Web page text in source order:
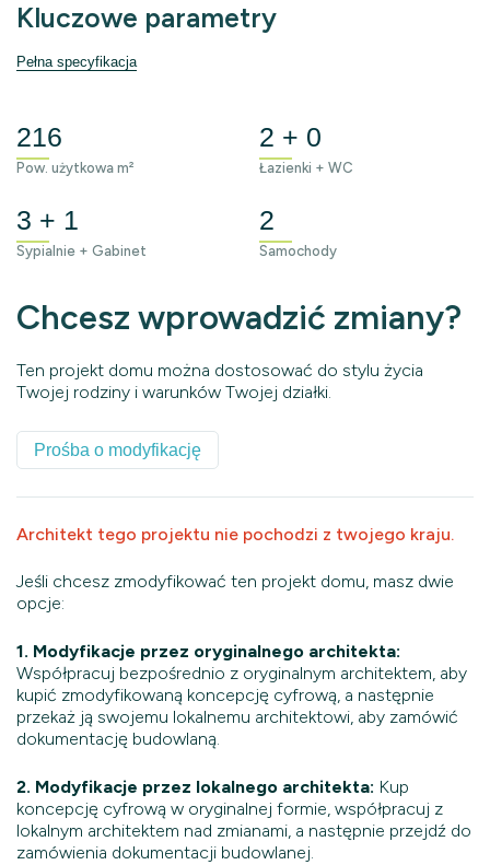
Kluczowe parametry
Pełna specyfikacja
216
Pow. użytkowa m²
2 + 0
Łazienki + WC
3 + 1
Sypialnie + Gabinet
2
Samochody
Chcesz wprowadzić zmiany?
Ten projekt domu można dostosować do stylu życia
Twojej rodziny i warunków Twojej działki.
Prośba o modyfikację
Architekt tego projektu nie pochodzi z twojego kraju.
Jeśli chcesz zmodyfikować ten projekt domu, masz dwie
opcje:
1. Modyfikacje przez oryginalnego architekta:
Współpracuj bezpośrednio z oryginalnym architektem, aby
kupić zmodyfikowaną koncepcję cyfrową, a następnie
przekaż ją swojemu lokalnemu architektowi, aby zamówić
dokumentację budowlaną.
2. Modyfikacje przez lokalnego architekta: Kup
koncepcję cyfrową w oryginalnej formie, współpracuj z
lokalnym architektem nad zmianami, a następnie przejdź do
zamówienia dokumentacji budowlanej.